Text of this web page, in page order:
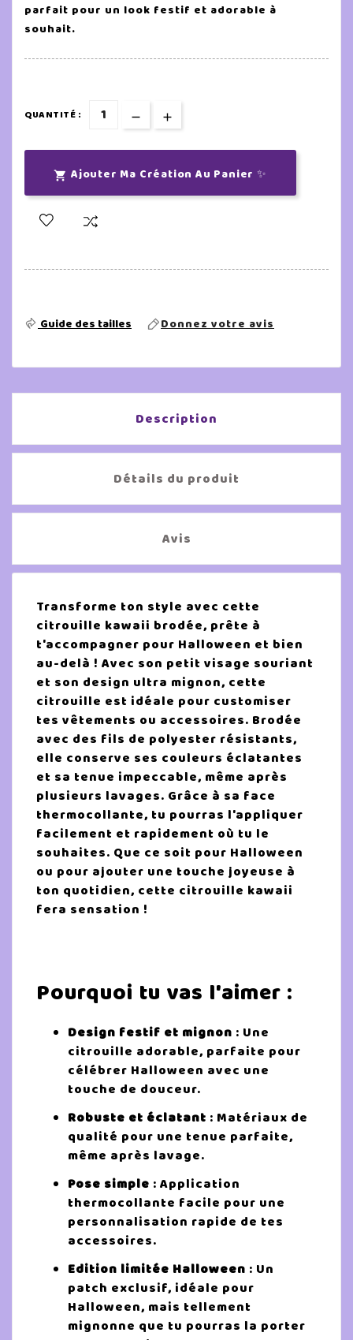
parfait pour un look festif et adorable à
souhait.
QUANTITÉ :
 Ajouter Ma Création Au Panier ✨
Guide des tailles Donnez votre avis
Description
Détails du produit
Avis
Transforme ton style avec cette
citrouille kawaii brodée, prête à
t'accompagner pour Halloween et bien
au-delà ! Avec son petit visage souriant
et son design ultra mignon, cette
citrouille est idéale pour customiser
tes vêtements ou accessoires. Brodée
avec des fils de polyester résistants,
elle conserve ses couleurs éclatantes
et sa tenue impeccable, même après
plusieurs lavages. Grâce à sa face
thermocollante, tu pourras l'appliquer
facilement et rapidement où tu le
souhaites. Que ce soit pour Halloween
ou pour ajouter une touche joyeuse à
ton quotidien, cette citrouille kawaii
fera sensation !
Pourquoi tu vas l'aimer :
Design festif et mignon : Une
citrouille adorable, parfaite pour
célébrer Halloween avec une
touche de douceur.
Robuste et éclatant : Matériaux de
qualité pour une tenue parfaite,
même après lavage.
Pose simple : Application
thermocollante facile pour une
personnalisation rapide de tes
accessoires.
Edition limitée Halloween : Un
patch exclusif, idéale pour
Halloween, mais tellement
mignonne que tu pourras la porter